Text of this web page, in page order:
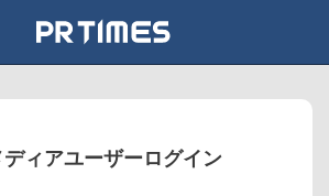
ディアユーザーログイン